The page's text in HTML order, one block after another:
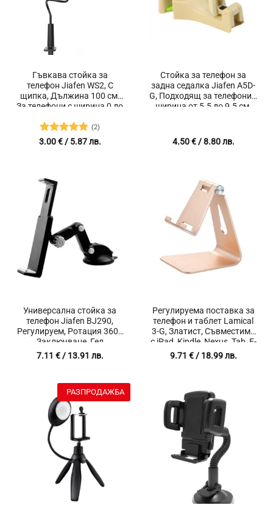
Гъвкава стойка за
телефон Jiafen WS2, С
щипка, Дължина 100 см,
За телефони с ширина 0 до
магнезий
Оценено с
(2)
3.00€/ 5.87 лв.
Стойка за телефон за
задна седалка Jiafen A5D-
G, Подходящ за телефони с
ширина от 5.5 до 9.5 см,
4.50€/ 8.80 лв.
Универсална стойка за
телефон Jiafen BJ290,
Регулируем, Ротация 360°,
Заключване, Гел
подложка, Размер на
държач за телефон от 12
230гр.
7.11 €/ 13.91 лв.
Регулируема поставка за
телефон и таблет Lamical
3-G, Златист, Съвместима
с iPad, Kindle, Nexus, Tab, E-
Reader, Xiaomi, Samsung (4-
10″), Настолна
9.71 €/ 18.99 лв.
РАЗПРОДАЖБА